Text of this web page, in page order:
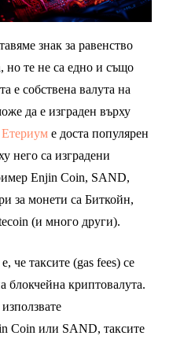
знак за равенство
но те не са едно и също
е собствена валута на
да е изграден върху
Етериум е доста популярен
него са изградени
Enjin Coin, SAND,
за монети са Биткойн,
(и много други).
че таксите (gas fees) се
блокчейна криптовалута.
Coin или SAND, таксите